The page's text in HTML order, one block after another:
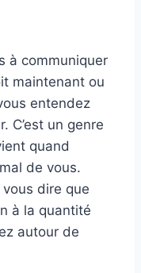
à communiquer
maintenant ou
entendez
C’est un genre
quand
de vous.
dire que
à la quantité
autour de